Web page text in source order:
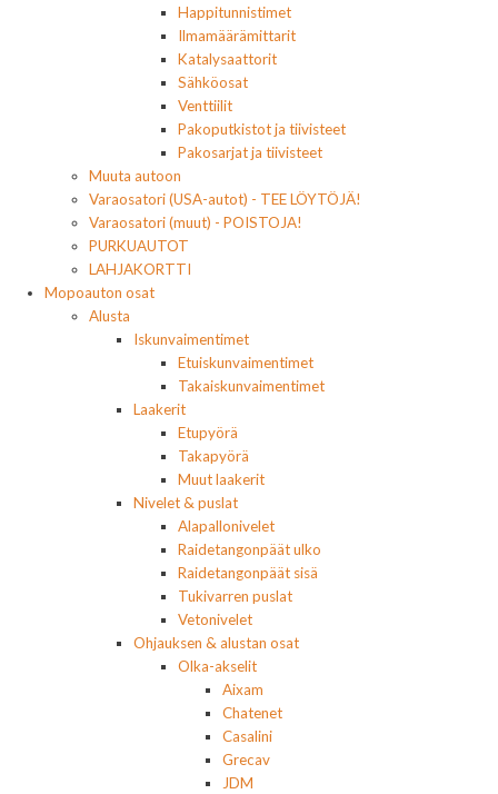
Happitunnistimet
Ilmamäärämittarit
Katalysaattorit
Sähköosat
Venttiilit
Pakoputkistot ja tiivisteet
Pakosarjat ja tiivisteet
Muuta autoon
Varaosatori (USA-autot) - TEE LÖYTÖJÄ!
Varaosatori (muut) - POISTOJA!
PURKUAUTOT
LAHJAKORTTI
Mopoauton osat
Alusta
Iskunvaimentimet
Etuiskunvaimentimet
Takaiskunvaimentimet
Laakerit
Etupyörä
Takapyörä
Muut laakerit
Nivelet & puslat
Alapallonivelet
Raidetangonpäät ulko
Raidetangonpäät sisä
Tukivarren puslat
Vetonivelet
Ohjauksen & alustan osat
Olka-akselit
Aixam
Chatenet
Casalini
Grecav
JDM